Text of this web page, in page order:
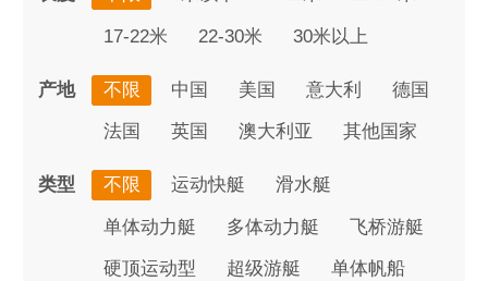
17-22米 22-30米 30米以上
产地 不限 中国 美国 意大利 德国
法国 英国 澳大利亚 其他国家
类型 不限 运动快艇 滑水艇
单体动力艇 多体动力艇 飞桥游艇
硬顶运动型 超级游艇 单体帆船